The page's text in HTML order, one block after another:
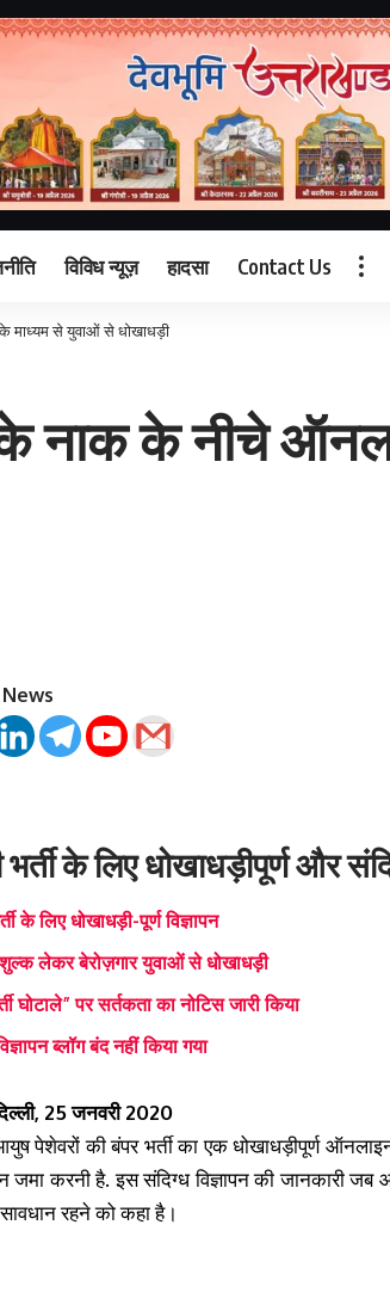
विविध न्यूज़ हादसा Contact Us
माध्यम से युवाओं से धोखाधड़ी
के नाक के नीचे
के लिए धोखाधड़ीपूर्ण और
के लिए धोखाधड़ी-पूर्ण विज्ञापन
लेकर बेरोज़गार युवाओं से धोखाधड़ी
घोटाले” पर सर्तकता का नोटिस जारी किया
ब्लॉग बंद नहीं किया गया
25 जनवरी 2020
पेशेवरों की बंपर भर्ती का एक धोखाधड़ीपूर्ण
जमा करनी है. इससंदिग्ध विज्ञापन की जानकारी जब
रहने को कहा है।